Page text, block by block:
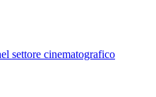
settore cinematografico